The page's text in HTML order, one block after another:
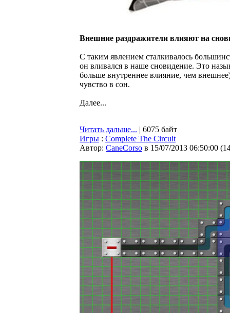
Внешние раздражители влияют на
С таким явлением сталкивалось
он вливался в наше сновидение. Это
больше внутреннее влияние, чем
чувство в сон.
Далее...
Читать дальше... | 6075 байт
Игры : Complete The Circuit
Автор: CaneCorso в 15/07/2013 06:50:00 (